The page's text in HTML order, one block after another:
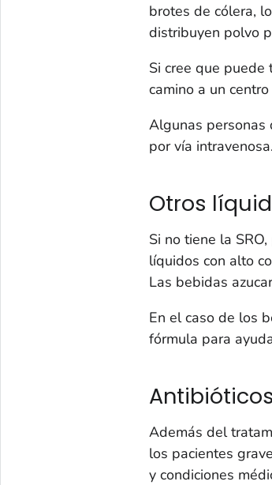
brotes de cólera,
distribuyen polvo
Si cree que puede
camino a un
Algunas personas
por vía
Otros
Si no tiene la
líquidos con alto
Las bebidas
En el caso de los
fórmula para
Antibióticos
Además del
los pacientes
y condiciones